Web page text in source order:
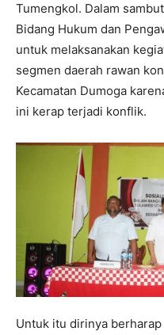
Tumengkol. Dalam
Bidang Hukum dan
untuk melaksanakan
segmen daerah rawan
Kecamatan Dumoga
ini kerap terjadi konflik.
Untuk itu dirinya